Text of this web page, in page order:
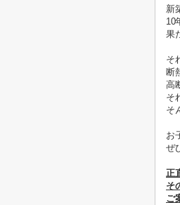
新
10
果
そ
断
高
そ
そ
お
ぜ
正
そ
ご